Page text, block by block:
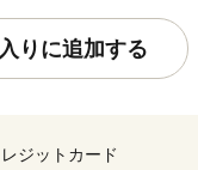
りに追加する
ジットカード